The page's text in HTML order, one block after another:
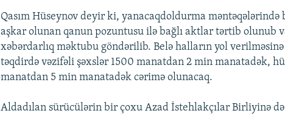
Qasım Hüseynov deyir ki, yanacaqdoldurma
aşkar olunan qanun pozuntusu ilə bağlı aktlar tərtib olunub
xəbərdarlıq məktubu göndərilib. Belə halların yol
təqdirdə vəzifəli şəxslər 1500 manatdan 2 min manatadək,
manatdan 5 min manatadək cərimə olunacaq.
Aldadılan sürücülərin bir çoxu Azad İstehlakçılar Birliyinə